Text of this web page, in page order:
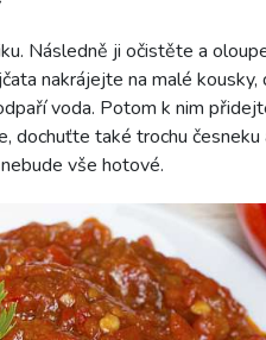
Následně ji očistěte a
nakrájejte na malé
voda. Potom k nim
dochuťte také trochu
vše hotové.